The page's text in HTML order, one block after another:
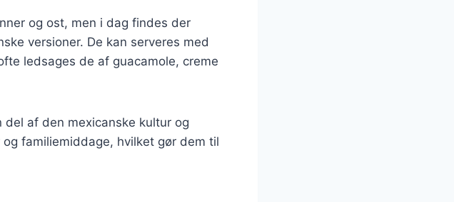
og ost, men i dag findes der
versioner. De kan serveres med
ledsages de af guacamole, creme
af den mexicanske kultur og
familiemiddage, hvilket gør dem til